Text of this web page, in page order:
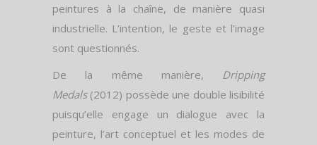
peintures à la chaîne, de manière quasi
industrielle. L’intention, le geste et l’image
sont questionnés.
De la même manière, Dripping
Medals(2012) possède une double lisibilité
puisqu’elle engage un dialogue avec la
peinture, l’art conceptuel et les modes de